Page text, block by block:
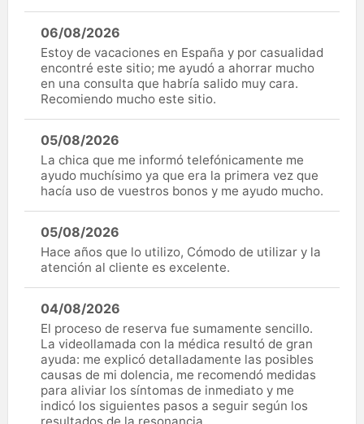
06/08/2026
Estoy de vacaciones en España y por casualidad
encontré este sitio; me ayudó a ahorrar mucho
en una consulta que habría salido muy cara.
Recomiendo mucho este sitio.
05/08/2026
La chica que me informó telefónicamente me
ayudo muchísimo ya que era la primera vez que
hacía uso de vuestros bonos y me ayudo mucho.
05/08/2026
Hace años que lo utilizo, Cómodo de utilizar y la
atención al cliente es excelente.
04/08/2026
El proceso de reserva fue sumamente sencillo.
La videollamada con la médica resultó de gran
ayuda: me explicó detalladamente las posibles
causas de mi dolencia, me recomendó medidas
para aliviar los síntomas de inmediato y me
indicó los siguientes pasos a seguir según los
resultados de la resonancia.